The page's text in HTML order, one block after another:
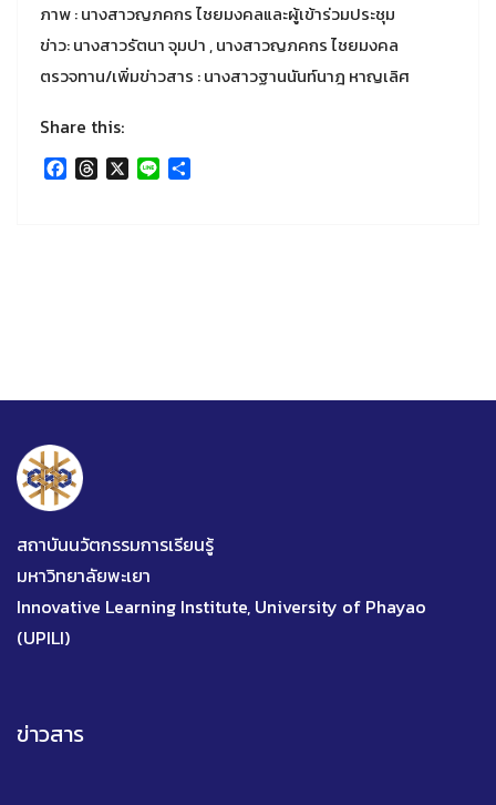
ภาพ : นางสาวญภคกร ไชยมงคลและผู้เข้าร่วมประชุม
ข่าว: นางสาวรัตนา จุมปา , นางสาวญภคกร ไชยมงคล
ตรวจทาน/เพิ่มข่าวสาร : นางสาวฐานนันท์นาฎ หาญเลิศ
Share this:
Facebook
Threads
X Line
สถาบันนวัตกรรมการเรียนรู้
มหาวิทยาลัยพะเยา
Innovative Learning Institute, University of Phayao
(UPILI)
ข่าวสาร